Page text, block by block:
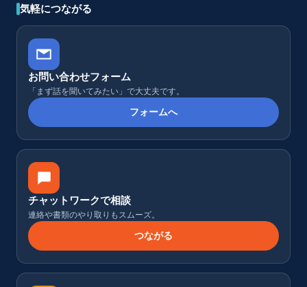
気軽につながる
お問い合わせフォーム
「まず話を聞いてみたい」で大丈夫です。
フォームへ
チャットワークで相談
連絡や書類のやり取りもスムーズ。
つながる